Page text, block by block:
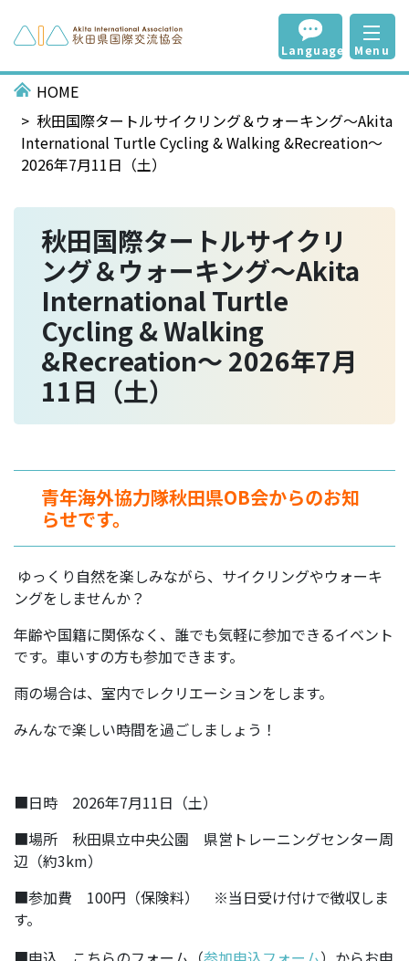
Language Menu
HOME
秋田国際タートルサイクリング＆ウォーキング～Akita
International Turtle Cycling & Walking &Recreation～
2026年7月11日（土）
秋田国際タートルサイクリ
ング＆ウォーキング～Akita
International Turtle
Cycling & Walking
&Recreation～ 2026年7月
11日（土）
青年海外協力隊秋田県OB会からのお知
らせです。
ゆっくり自然を楽しみながら、サイクリングやウォーキ
ングをしませんか？
年齢や国籍に関係なく、誰でも気軽に参加できるイベント
です。車いすの方も参加できます。
雨の場合は、室内でレクリエーションをします。
みんなで楽しい時間を過ごしましょう！
■日時 2026年7月11日（土）
■場所 秋田県立中央公園 県営トレーニングセンター周
辺（約3km）
■参加費 100円（保険料） ※当日受け付けで徴収しま
す。